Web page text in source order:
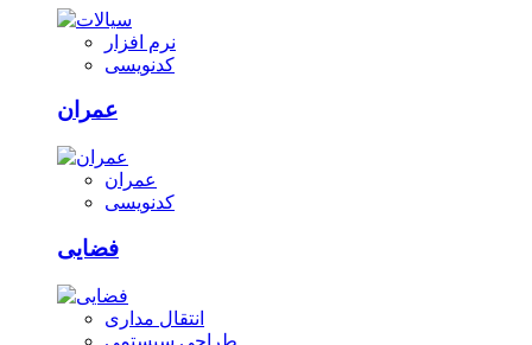
نرم افزار
کدنویسی
عمران
عمران
کدنویسی
فضایی
انتقال مداری
طراحی سیستمی